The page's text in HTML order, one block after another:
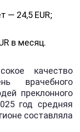
— 24,5 EUR;
в месяц.
качество
врачебного
преклонного
год средняя
составляла